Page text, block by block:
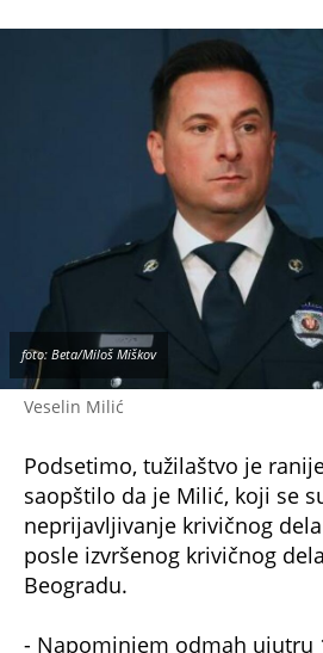
Veselin Milić
foto: Beta/Miloš Miškov
Podsetimo, tužilaštvo je
saopštilo da je Milić, koji se
neprijavljivanje krivičnog
posle izvršenog krivičnog
Beogradu.
- Napominjem odmah ujutru